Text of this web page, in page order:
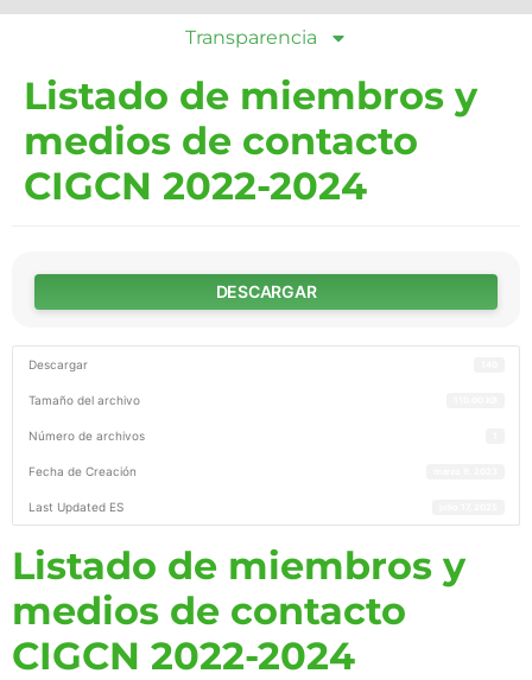
Transparencia
Listado de miembros y
medios de contacto
CIGCN 2022-2024
DESCARGAR
Descargar
Tamaño del archivo
Número de archivos
Fecha de Creación
Last Updated ES
Listado de miembros y
medios de contacto
CIGCN 2022-2024